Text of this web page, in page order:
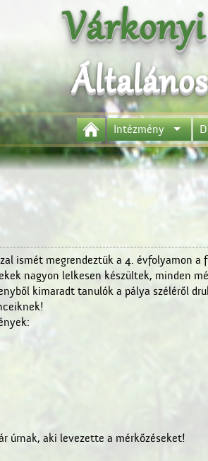
Intézmény
ismét megrendeztük a 4. évfolyamon a
nagyon lelkesen készültek, minden
kimaradt tanulók a pálya széléről
úrnak, aki levezette a mérkőzéseket!